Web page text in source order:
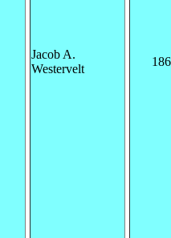
Jacob A.
Westervelt